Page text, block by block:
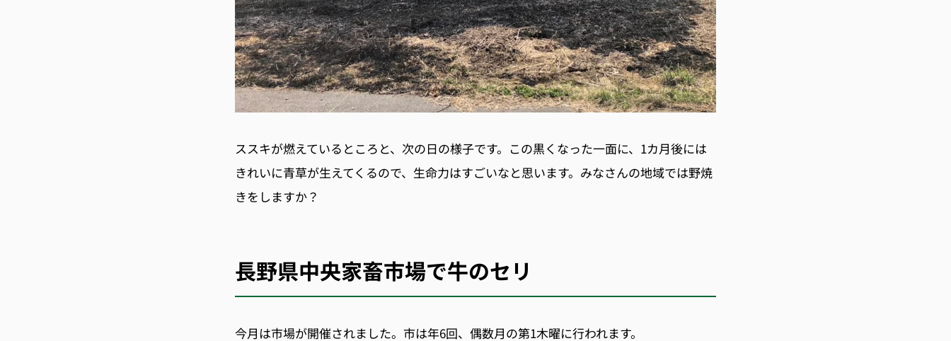
ススキが燃えているところと、次の日の様子です。 この黒くなった一面に、 1カ月後には
きれいに青草が生えてくるので、生命力はすごいなと思います。みなさんの地域では野焼
きをしますか？
長野県中央家畜市場で牛のセリ
今月は市場が開催されました。 市は年6回、偶数月の第1木曜に行われます。